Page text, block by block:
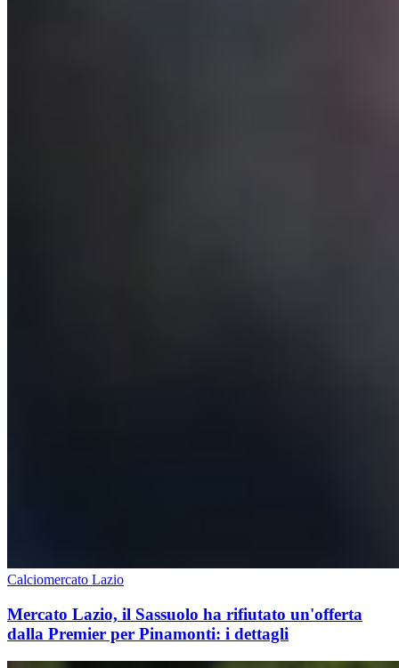
Calciomercato Lazio
Mercato Lazio, il Sassuolo ha rifiutato un'offerta
dalla Premier per Pinamonti: i dettagli